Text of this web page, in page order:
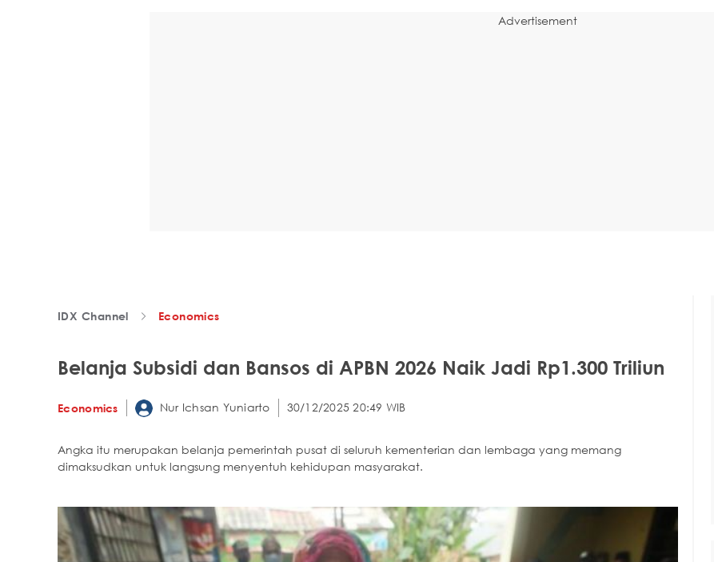
Advertisement
IDX Channel Economics
Belanja Subsidi dan Bansos di APBN 2026 Naik Jadi Rp1.300 Triliun
Economics Nur Ichsan Yuniarto 30/12/2025 20:49 WIB
Angka itu merupakan belanja pemerintah pusat di seluruh kementerian dan lembaga yang memang
dimaksudkan untuk langsung menyentuh kehidupan masyarakat.